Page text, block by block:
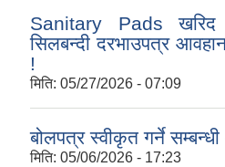
Sanitary Pads खरिद
सिलबन्दी दरभाउपत्र
!
मिति: 05/27/2026 - 07:09
बोलपत्र स्वीकृत गर्ने
मिति: 05/06/2026 - 17:23